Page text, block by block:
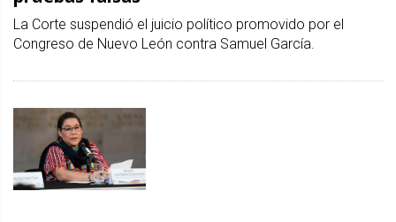
La Corte suspendió el juicio político promovido por el
Congreso de Nuevo León contra Samuel García.